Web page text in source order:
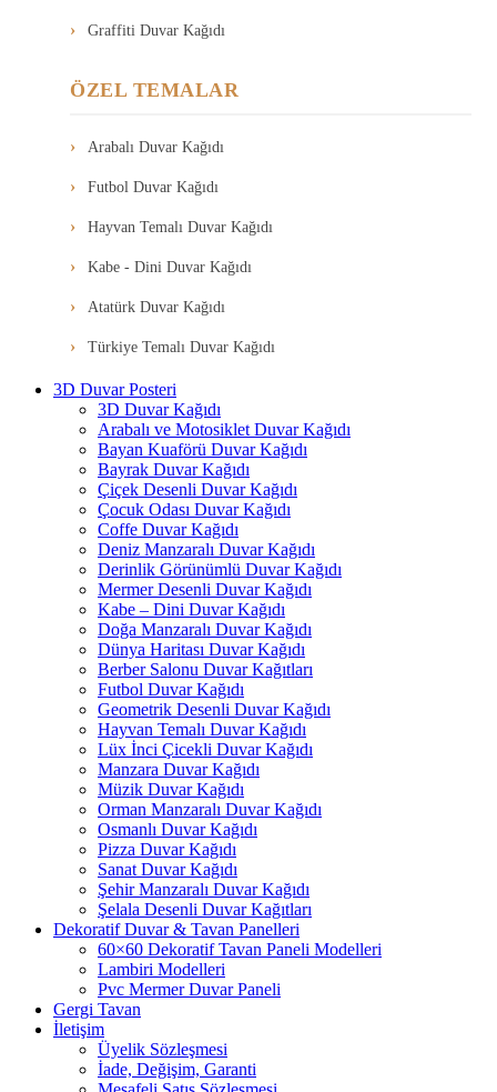
Graffiti Duvar Kağıdı
ÖZEL TEMALAR
Arabalı Duvar Kağıdı
Futbol Duvar Kağıdı
Hayvan Temalı Duvar Kağıdı
Kabe - Dini Duvar Kağıdı
Atatürk Duvar Kağıdı
Türkiye Temalı Duvar Kağıdı
3D Duvar Posteri
3D Duvar Kağıdı
Arabalı ve Motosiklet Duvar Kağıdı
Bayan Kuaförü Duvar Kağıdı
Bayrak Duvar Kağıdı
Çiçek Desenli Duvar Kağıdı
Çocuk Odası Duvar Kağıdı
Coffe Duvar Kağıdı
Deniz Manzaralı Duvar Kağıdı
Derinlik Görünümlü Duvar Kağıdı
Mermer Desenli Duvar Kağıdı
Kabe – Dini Duvar Kağıdı
Doğa Manzaralı Duvar Kağıdı
Dünya Haritası Duvar Kağıdı
Berber Salonu Duvar Kağıtları
Futbol Duvar Kağıdı
Geometrik Desenli Duvar Kağıdı
Hayvan Temalı Duvar Kağıdı
Lüx İnci Çicekli Duvar Kağıdı
Manzara Duvar Kağıdı
Müzik Duvar Kağıdı
Orman Manzaralı Duvar Kağıdı
Osmanlı Duvar Kağıdı
Pizza Duvar Kağıdı
Sanat Duvar Kağıdı
Şehir Manzaralı Duvar Kağıdı
Şelala Desenli Duvar Kağıtları
Dekoratif Duvar & Tavan Panelleri
60×60 Dekoratif Tavan Paneli Modelleri
Lambiri Modelleri
Pvc Mermer Duvar Paneli
Gergi Tavan
İletişim
Üyelik Sözleşmesi
İade, Değişim, Garanti